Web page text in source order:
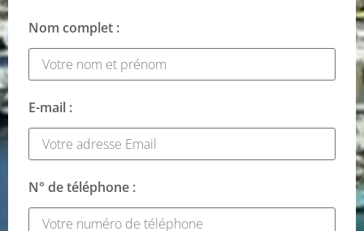
Nom complet :
E-mail :
N° de téléphone :